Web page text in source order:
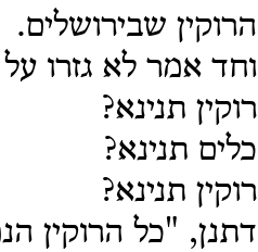
הרוקין שבירושלים.
וחד אמר לא גזרו
רוקין תנינא?
כלים תנינא?
רוקין תנינא?
דתנן, "כל הרוקין